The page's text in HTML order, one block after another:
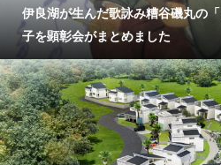
伊良湖が生んだ歌詠み糟谷磯丸の
子を顕彰会がまとめました